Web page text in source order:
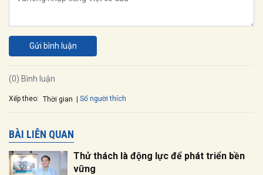
Gửi bình luận
(0) Bình luận
Xếp theo: Thời gian Số người thích
BÀI LIÊN QUAN
Thử thách là động lực để phát triển bền
vững